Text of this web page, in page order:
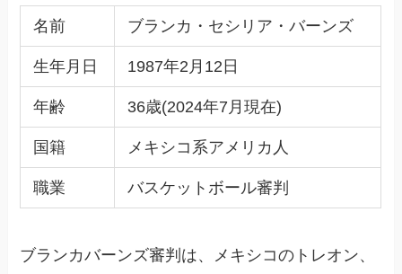
名前 ブランカ・セシリア・バーンズ
生年月日 1987年2月12日
年齢 36歳(2024年7月現在)
国籍 メキシコ系アメリカ人
職業 バスケットボール審判
ブランカバーンズ審判は、メキシコのトレオン、